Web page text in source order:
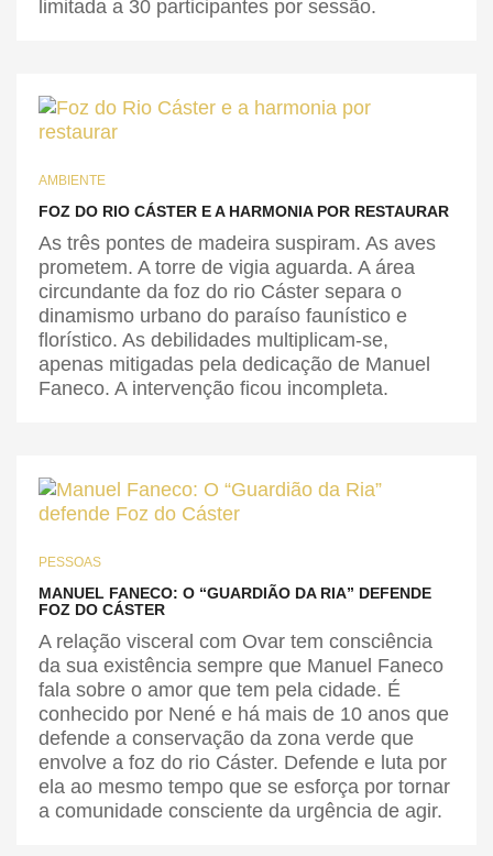
limitada a 30 participantes por sessão.
AMBIENTE
FOZ DO RIO CÁSTER E A HARMONIA POR RESTAURAR
As três pontes de madeira suspiram. As aves
prometem. A torre de vigia aguarda. A área
circundante da foz do rio Cáster separa o
dinamismo urbano do paraíso faunístico e
florístico. As debilidades multiplicam-se,
apenas mitigadas pela dedicação de Manuel
Faneco. A intervenção ficou incompleta.
PESSOAS
MANUEL FANECO: O “GUARDIÃO DA RIA” DEFENDE
FOZ DO CÁSTER
A relação visceral com Ovar tem consciência
da sua existência sempre que Manuel Faneco
fala sobre o amor que tem pela cidade. É
conhecido por Nené e há mais de 10 anos que
defende a conservação da zona verde que
envolve a foz do rio Cáster. Defende e luta por
ela ao mesmo tempo que se esforça por tornar
a comunidade consciente da urgência de agir.